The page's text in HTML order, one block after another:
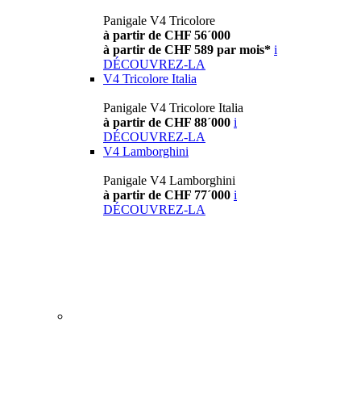
Panigale V4 Tricolore
à partir de CHF 56´000
à partir de CHF 589 par mois* i
DÉCOUVREZ-LA
V4 Tricolore Italia
Panigale V4 Tricolore Italia
à partir de CHF 88´000 i
DÉCOUVREZ-LA
V4 Lamborghini
Panigale V4 Lamborghini
à partir de CHF 77´000 i
DÉCOUVREZ-LA